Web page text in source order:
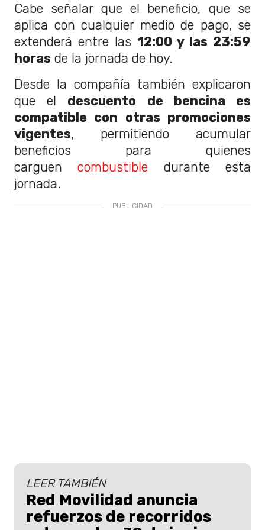
Cabe señalar que el beneficio, que se
aplica con cualquier medio de pago, se
extenderá entre las12:00 y las 23:59
horas de la jornada de hoy.
Desde la compañía también explicaron
que el descuento de bencina es
compatible con otras promociones
vigentes, permitiendo acumular
beneficios para quienes
carguencombustible durante esta
jornada.
LEER TAMBIÉN
Red Movilidad anuncia
refuerzos de recorridos